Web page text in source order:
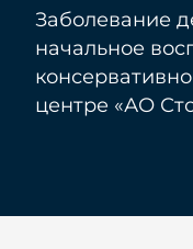
Заболевание
начальное
центре «АО